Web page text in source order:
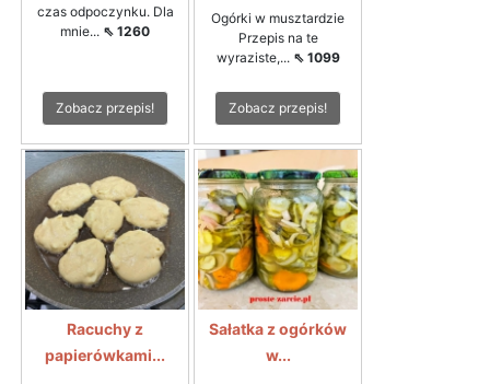
czas odpoczynku. Dla
mnie... ⇖ 1260
Zobacz przepis!
Ogórki w musztardzie
Przepis na te
wyraziste,... ⇖ 1099
Zobacz przepis!
Racuchy z
papierówkami...
Sałatka z ogórków
w...